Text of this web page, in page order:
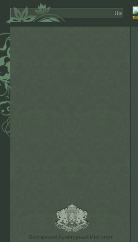
Болгарский Культурный Институт